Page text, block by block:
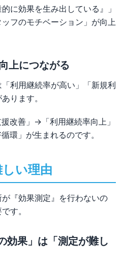
に効果を生み出している』」
フのモチベーション」が向上
上につながる
利用継続率が高い」「新規利
ります。
改善」→「利用継続率向上」
環」が生まれるのです。
しい理由
『効果測定』を行わないの
す。
効果」は「測定が難し